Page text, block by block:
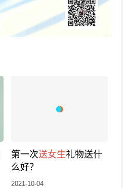
第一次送女生礼物送什
么好？
2021-10-04